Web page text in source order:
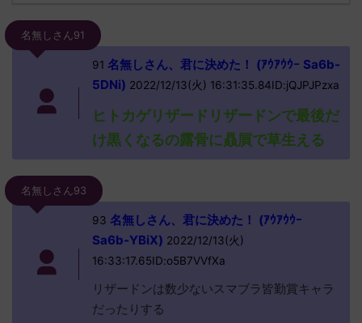
名無しさん91
91 名無しさん、君に決めた！ (ｱｳｱｳｳｰ Sa6b-
5DNi) 2022/12/13(火) 16:31:35.84ID:jQJPJPzxa
ヒトカゲリザードリザードンで最後だ
け黒くなるの露骨に贔屓で草生える
名無しさん93
93 名無しさん、君に決めた！ (ｱｳｱｳｳｰ
Sa6b-YBiX) 2022/12/13(火)
16:33:17.65ID:o5B7VVfXa
リザードンは数少ないスマブラ皆勤賞キャラ
だったりする